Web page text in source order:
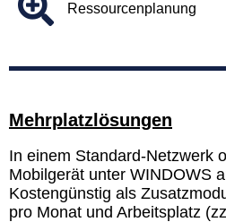
Ressourcenplanung
Mehrplatzlösungen
In einem Standard-Netzwerk
Mobilgerät unter WINDOWS
Kostengünstig als
pro Monat und Arbeitsplatz